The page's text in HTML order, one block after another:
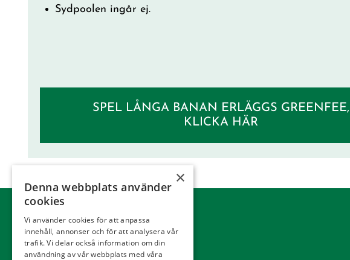
Sydpoolen ingår ej.
SPEL LÅNGA BANAN ERLÄGGS GREENFEE,
KLICKA HÄR
×
Denna webbplats använder
cookies
Vi använder cookies för att anpassa
innehåll, annonser och för att analysera vår
trafik. Vi delar också information om din
användning av vår webbplats med våra